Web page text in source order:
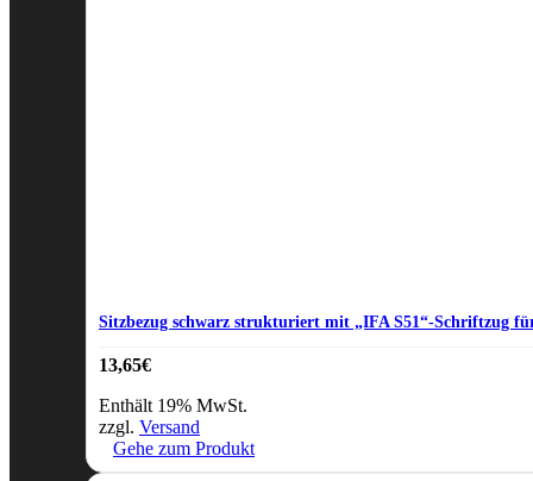
Sitzbezug schwarz strukturiert mit „IFA S51“-Schriftzug
13,65€
Enthält 19% MwSt.
zzgl. Versand
Gehe zum Produkt